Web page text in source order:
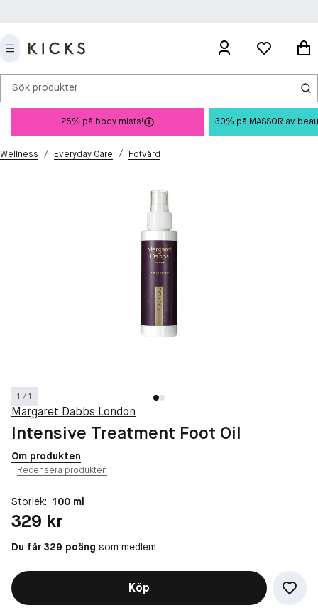
Sök produkter
25% på body mists! 30% på MASSOR av
Wellness / Everyday Care / Fotvård
1 / 1
Margaret Dabbs London
Intensive Treatment Foot Oil
Om produkten
Recensera produkten
Storlek: 100 ml
Pris: 329 kr
329 kr
Du får 329 poäng som medlem
Köp